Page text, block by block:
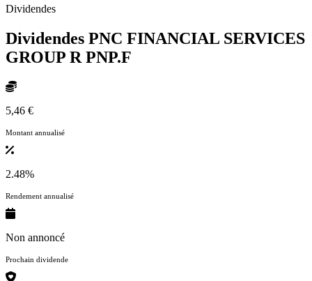
Dividendes
Dividendes PNC FINANCIAL SERVICES
GROUP R PNP.F
5,46 €
Montant annualisé
2.48%
Rendement annualisé
Non annoncé
Prochain dividende